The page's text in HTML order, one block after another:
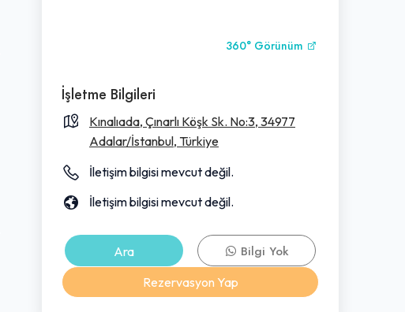
360° Görünüm
İşletme Bilgileri
Kınalıada, Çınarlı Köşk Sk. No:3, 34977
Adalar/İstanbul, Türkiye
İletişim bilgisi mevcut değil.
İletişim bilgisi mevcut değil.
Ara
Bilgi Yok
Rezervasyon Yap